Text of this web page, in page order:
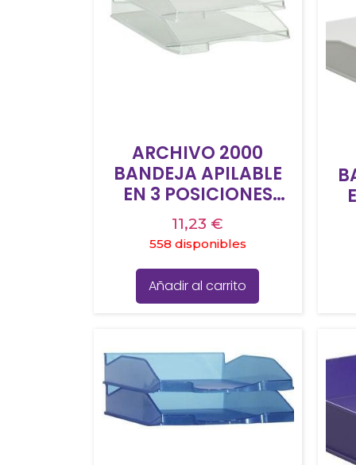
ARCHIVO 2000
BANDEJA APILABLE
EN 3 POSICIONES
FONDO LISO DIN A4 Y
FOLIO 345X255X60
MM CRISTAL
TRANSPARENTE
11,23 €
558 disponibles
Añadir al carrito